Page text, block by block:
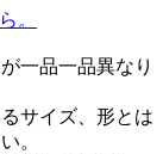
。
一品一品異なり
サイズ、形とは
。